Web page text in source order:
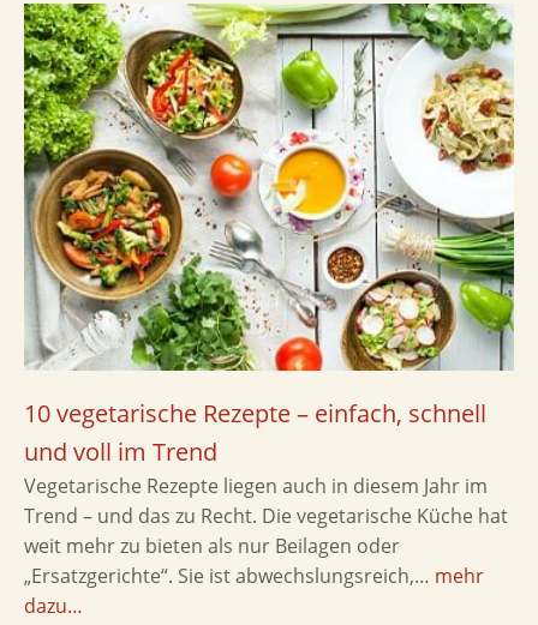
10 vegetarische Rezepte – einfach, schnell
und voll im Trend
Vegetarische Rezepte liegen auch in diesem Jahr im
Trend – und das zu Recht. Die vegetarische Küche hat
weit mehr zu bieten als nur Beilagen oder
„Ersatzgerichte“. Sie ist abwechslungsreich,… mehr
dazu…